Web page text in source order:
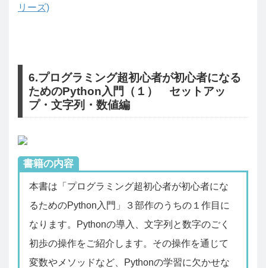
リーズ)
6.プログラミング超初心者が初心者になる
ためのPython入門（１） セットアッ
プ・文字列・数値編
書籍の内容
本書は「プログラミング超初心者が初心者にな
るためのPython入門」３部作のうちの１作目に
なります。Pythonの導入、文字列と数字のごく
初歩の操作をご紹介します。その操作を通じて
変数やメソッドなど、Pythonの学習に欠かせな